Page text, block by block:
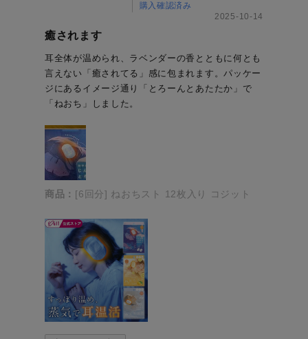
購入確認済み
2025-10-14
癒されます
耳全体が温められ、ラベンダーの香とともに何とも
言えない「癒されてる」感に包まれます。パッケー
ジにあるイメージ通り「とろーんとあたたか」で
「ねおち」しました。
商品： [6回分] ねおちスト 12枚入り コジット